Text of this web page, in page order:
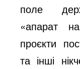
поле
«апарат
проєкти
та інші